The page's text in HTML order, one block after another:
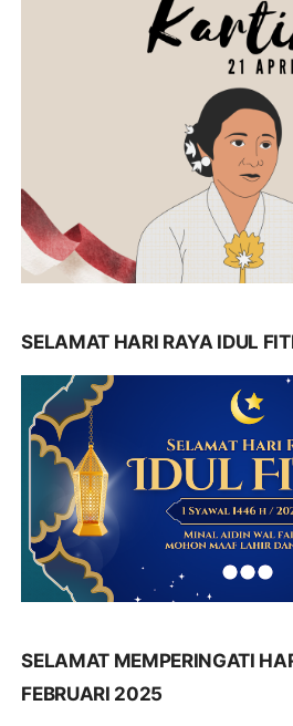
SELAMAT HARI RAYA IDUL
SELAMAT MEMPERINGATI
FEBRUARI 2025